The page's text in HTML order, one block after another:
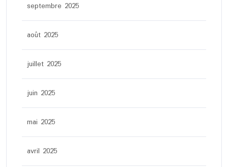
septembre 2025
août 2025
juillet 2025
juin 2025
mai 2025
avril 2025